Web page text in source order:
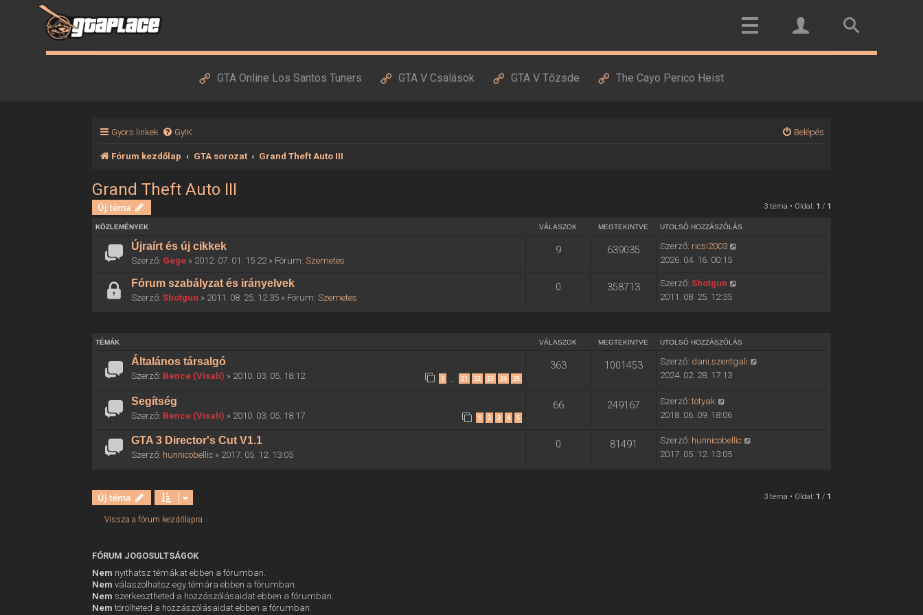
GTA Online Los Santos Tuners GTA V Csalások GTA V Tőzsde The Cayo Perico Heist
Gyors linkek GyIK Belépés
Fórum kezdőlap GTA sorozat Grand Theft Auto III
Grand Theft Auto III
Új téma 3 téma • Oldal: 1 / 1
KÖZLEMÉNYEK VÁLASZOK MEGTEKINTVE UTOLSÓ HOZZÁSZÓLÁS
Újraírt és új cikkek
Szerző: Gege » 2012. 07. 01. 15:22 » Fórum:Szemetes
9 639035 Szerző: ricsi2003
2026. 04. 16. 00:15
Fórum szabályzat és irányelvek
Szerző:Shotgun » 2011. 08. 25. 12:35 » Fórum:Szemetes
0 358713 Szerző: Shotgun
2011. 08. 25. 12:35
TÉMÁK VÁLASZOK MEGTEKINTVE UTOLSÓ HOZZÁSZÓLÁS
Általános társalgó
Szerző: Bence (Visali) » 2010. 03. 05. 18:12 1 … 21 22 23 24 25
363 1001453 Szerző: dani.szentgali
2024. 02. 28. 17:13
Segítség
Szerző: Bence (Visali) » 2010. 03. 05. 18:17 1 2 3 4 5
66 249167 Szerző: totyak
2018. 06. 09. 18:06
GTA 3 Director's Cut V1.1
Szerző: hunnicobellic » 2017. 05. 12. 13:05
0 81491 Szerző: hunnicobellic
2017. 05. 12. 13:05
Új téma 3 téma • Oldal: 1 / 1
Vissza a fórum kezdőlapra
FÓRUM JOGOSULTSÁGOK
Nem nyithatsz témákat ebben a fórumban.
Nem válaszolhatsz egy témára ebben a fórumban.
Nem szerkesztheted a hozzászólásaidat ebben a fórumban.
Nem törölheted a hozzászólásaidat ebben a fórumban.